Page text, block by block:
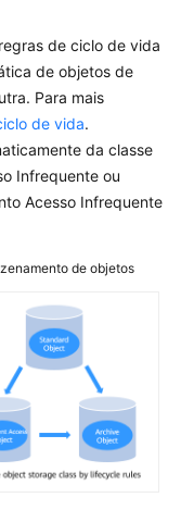
de ciclo de vida
de objetos de
Para mais
de vida.
da classe
Infrequente ou
Acesso Infrequente
de objetos